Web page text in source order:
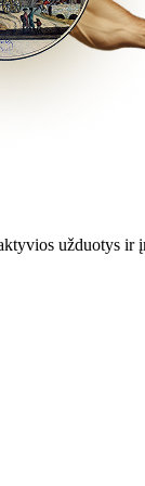
užduotys ir